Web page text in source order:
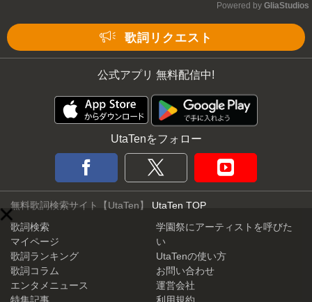
Powered by GliaStudios
歌詞リクエスト
公式アプリ 無料配信中!
UtaTenをフォロー
無料歌詞検索サイト【UtaTen】 UtaTen TOP
歌詞検索
マイページ
歌詞ランキング
歌詞コラム
エンタメニュース
学園祭にアーティストを呼びた
い
UtaTenの使い方
お問い合わせ
運営会社